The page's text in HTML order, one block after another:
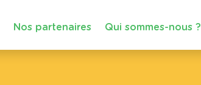
Nos partenaires Qui sommes-nous ?